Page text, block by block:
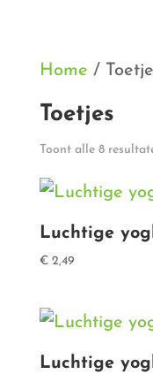
Home /
Toetjes
Toont alle 8
Luchtige
€2,49
Luchtige